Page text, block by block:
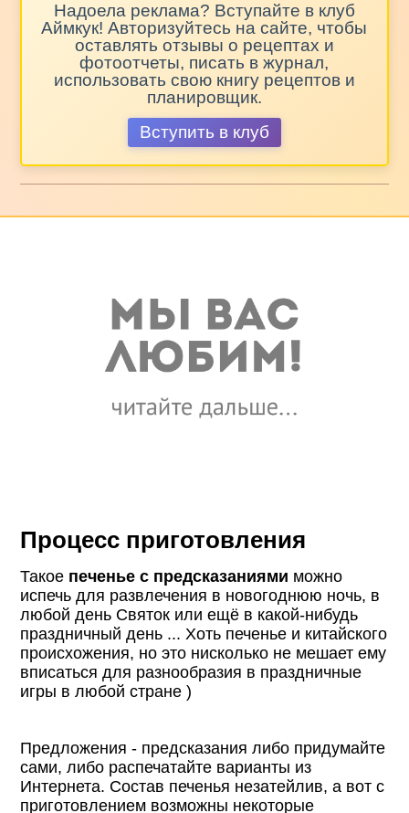
Надоела реклама? Вступайте в клуб
Аймкук! Авторизуйтесь на сайте, чтобы
оставлять отзывы о рецептах и
фотоотчеты, писать в журнал,
использовать свою книгу рецептов и
планировщик.
Вступить в клуб
Процесс приготовления
Такое печенье с предсказаниями можно
испечь для развлечения в новогоднюю ночь, в
любой день Святок или ещё в какой-нибудь
праздничный день ... Хоть печенье и китайского
происхожения, но это нисколько не мешает ему
вписаться для разнообразия в праздничные
игры в любой стране )
Предложения - предсказания либо придумайте
сами, либо распечатайте варианты из
Интернета. Состав печенья незатейлив, а вот с
приготовлением возможны некоторые